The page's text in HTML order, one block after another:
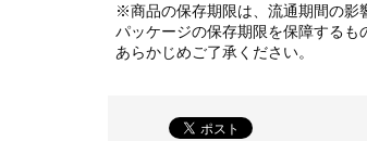
※商品の保存期限は、流通期間の影
パッケージの保存期限を保障するも
あらかじめご了承ください。